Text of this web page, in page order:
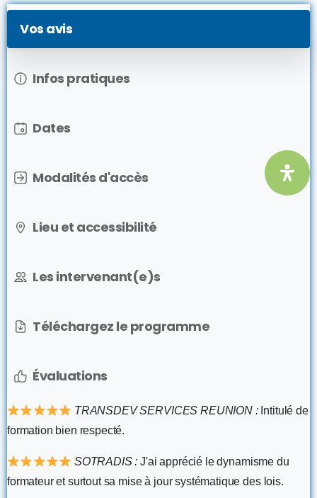
Vos avis
Infos pratiques
Dates
Modalités d'accès
Lieu et accessibilité
Les intervenant(e)s
Téléchargez le programme
Évaluations
TRANSDEV SERVICES REUNION : Intitulé de
formation bien respecté.
SOTRADIS :J'ai apprécié le dynamisme du
formateur et surtout sa mise à jour systématique des lois.